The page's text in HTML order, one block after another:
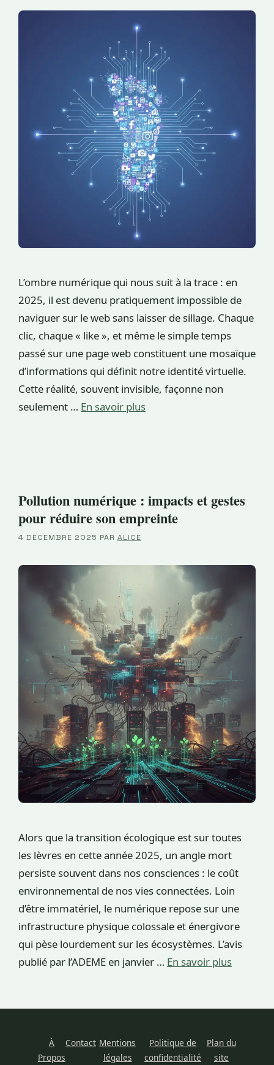
L’ombre numérique qui nous suit à la trace : en
2025, il est devenu pratiquement impossible de
naviguer sur le web sans laisser de sillage. Chaque
clic, chaque « like », et même le simple temps
passé sur une page web constituent une mosaïque
d’informations qui définit notre identité virtuelle.
Cette réalité, souvent invisible, façonne non
seulement … En savoir plus
Pollution numérique : impacts et gestes
pour réduire son empreinte
4 DÉCEMBRE 2025 PAR ALICE
Alors que la transition écologique est sur toutes
les lèvres en cette année 2025, un angle mort
persiste souvent dans nos consciences : le coût
environnemental de nos vies connectées. Loin
d’être immatériel, le numérique repose sur une
infrastructure physique colossale et énergivore
qui pèse lourdement sur les écosystèmes. L’avis
publié par l’ADEME en janvier … En savoir plus
À
Propos
Contact Mentions
légales
Politique de
confidentialité
Plan du
site